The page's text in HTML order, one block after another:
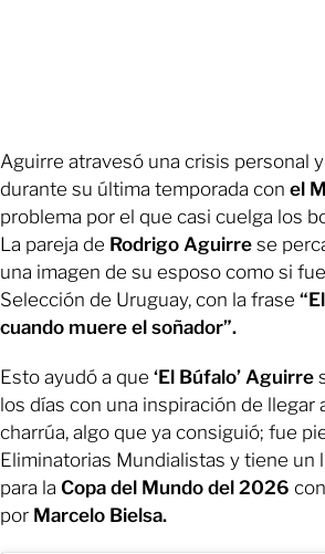
Aguirre atravesó una crisis personal
durante su última temporada con el
problema por el que casi cuelga los
La pareja de Rodrigo Aguirre se
una imagen de su esposo como si
Selección de Uruguay, con la frase
cuando muere el soñador”.
Esto ayudó a que ‘El Búfalo’ Aguirre
los días con una inspiración de llegar
charrúa, algo que ya consiguió; fue
Eliminatorias Mundialistas y tiene un
para la Copa del Mundo del 2026
por Marcelo Bielsa.